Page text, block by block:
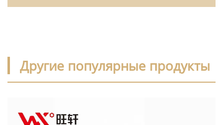
Другие популярные продукты